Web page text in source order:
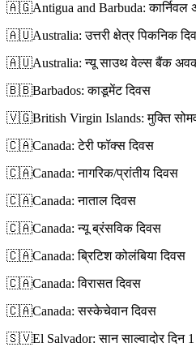
🇦🇬Antigua and Barbuda: कार्निवल
🇦🇺Australia: उत्तरी क्षेत्र पिकनिक
🇦🇺Australia: न्यू साउथ वेल्स बैंक
🇧🇧Barbados: काडूमेंट दिवस
🇻🇬British Virgin Islands: मुक्ति
🇨🇦Canada: टेरी फॉक्स दिवस
🇨🇦Canada: नागरिक/प्रांतीय दिवस
🇨🇦Canada: नाताल दिवस
🇨🇦Canada: न्यू ब्रंसविक दिवस
🇨🇦Canada: ब्रिटिश कोलंबिया दिवस
🇨🇦Canada: विरासत दिवस
🇨🇦Canada: सस्केचेवान दिवस
🇸🇻El Salvador: सान साल्वादोर दिन